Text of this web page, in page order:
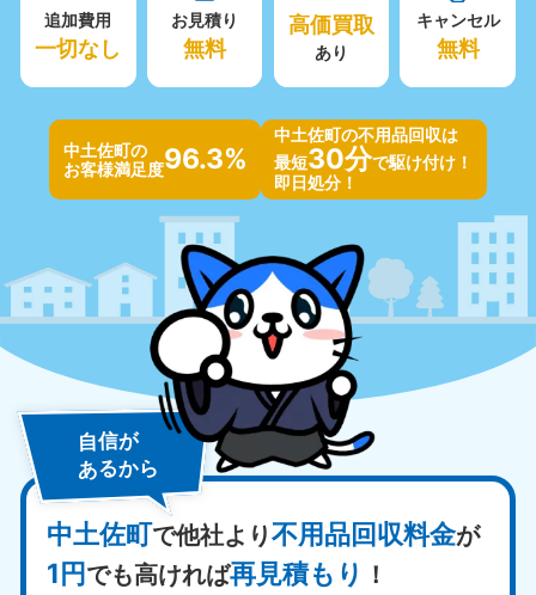
追加費用
一切なし
お見積り
無料
高価買取
あり
キャンセル
無料
中土佐町の
お客様満足度96.3%
中土佐町の不用品回収は
最短30分で駆け付け！
即日処分！
自信が
あるから
中土佐町で他社より不用品回収料金が
1円でも高ければ再見積もり ！